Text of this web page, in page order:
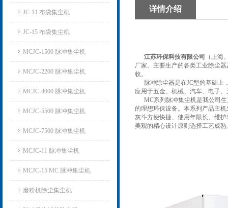
JC-11 布袋集尘机
JC-15 布袋集尘机
MCJC-1500 脉冲集尘机
MCJC-2200 脉冲集尘机
MCJC-4000 脉冲集尘机
MCJC-5500 脉冲集尘机
MCJC-7500 脉冲集尘机
MCJC-11 脉冲集尘机
MCJC-15 MC 脉冲集尘机
磨粉机除尘集尘机
详情介绍
江苏环保科技有限公司
（上
厂家。主要生产的各类工业除尘
收。
脉冲除尘器是在JC型的基础上
应用于五金、机械、汽车、电子
MC系列脉冲集尘机是我公司
的理想环保设备。 本系列产品主
灰斗方便快捷、使用年限长、维
美观的精心设计原则选择工艺成